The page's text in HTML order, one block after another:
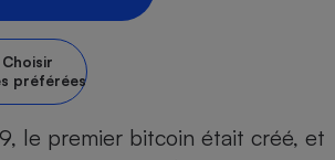
préférées
le premier bitcoin était créé, et
Téléviseur